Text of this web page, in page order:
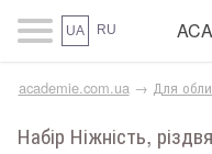
UA RU
academie.com.ua → Для
Набір Ніжність,